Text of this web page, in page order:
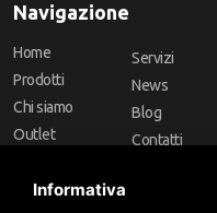
Navigazione
Home
Prodotti
Chi siamo
Outlet
Marchi
Servizi
News
Blog
Contatti
Informativa